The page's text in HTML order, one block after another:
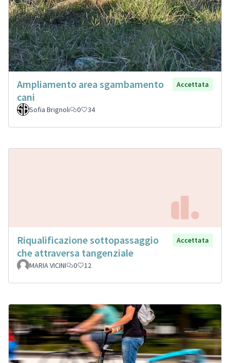
Ampliamento area sgambamento
cani
Accettata
Sofia Brignoli 0 34
Riqualificazione sottopassaggio
che attraversa tangenziale
Accettata
MARIA VICINI 0 12